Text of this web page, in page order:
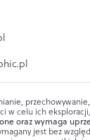
w celu ich
oraz wymaga
jest bez